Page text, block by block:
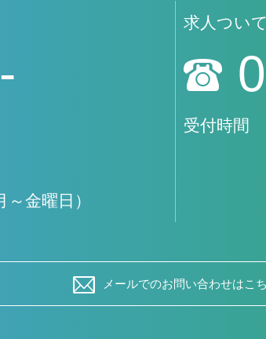
金曜日）
求人つい
受付時間
（月
メールでのお問い合わせはこ